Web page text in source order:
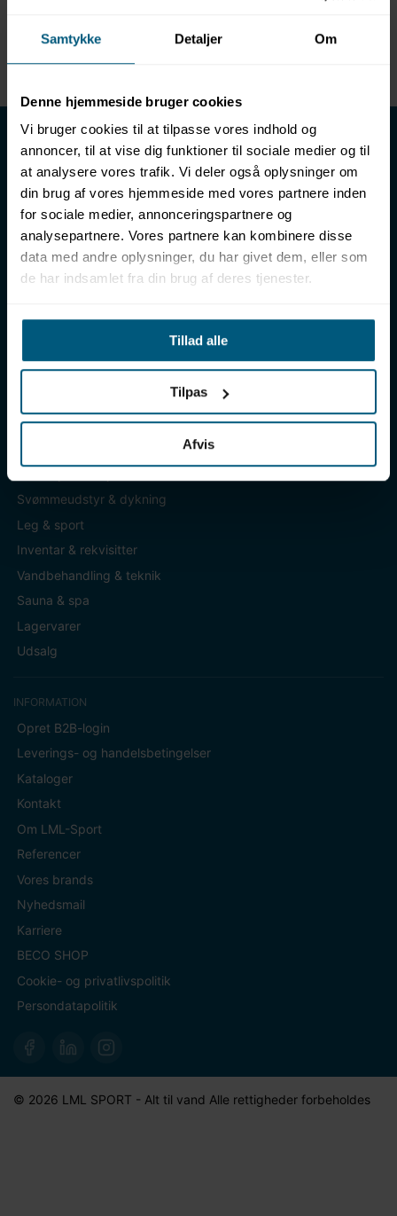
Samtykke Detaljer Om
Denne hjemmeside bruger cookies
Vi bruger cookies til at tilpasse vores indhold og
annoncer, til at vise dig funktioner til sociale medier og til
at analysere vores trafik. Vi deler også oplysninger om
din brug af vores hjemmeside med vores partnere inden
for sociale medier, annonceringspartnere og
analysepartnere. Vores partnere kan kombinere disse
data med andre oplysninger, du har givet dem, eller som
de har indsamlet fra din brug af deres tjenester.
Tillad alle
Tilpas
Afvis
Enhed
LML SPORT - Alt til vand
LML SPORT er en engrosforhandler af alt til vand. Vores
sortiment omfatter f.eks. badetøj, svømmeudstyr, udstyr til
vandleg og vandsport, vandbehandling og teknik samt inventar
til vådrum, sauna & spa. Vores kunder er bl.a. svømmehaller,
badelande, friluftsbade, campingpladser, feriecentre,
idrætshaller og skoler. Vælg os som din leverandør, fordi vi har
over 50 års erfaring i branchen og tilbyder den højeste
info@lml-sport.dk
Svømmeudstyr & dykning
Leg & sport
Inventar & rekvisitter
Vandbehandling & teknik
Sauna & spa
Lagervarer
Udsalg
INFORMATION
Opret B2B-login
Leverings- og handelsbetingelser
Kataloger
Kontakt
Om LML-Sport
Referencer
Vores brands
Nyhedsmail
Karriere
BECO SHOP
Cookie- og privatlivspolitik
Persondatapolitik
© 2026 LML SPORT - Alt til vand Alle rettigheder forbeholdes